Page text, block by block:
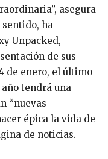
asegura
ha
Unpacked,
de sus
de enero, el último
año tendrá una
“nuevas
épica la vida de
de noticias.